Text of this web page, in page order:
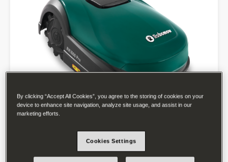
By clicking “Accept All Cookies”, you agree to the storing of cookies on your
device to enhance site navigation, analyze site usage, and assist in our
marketing efforts.
Cookies Settings